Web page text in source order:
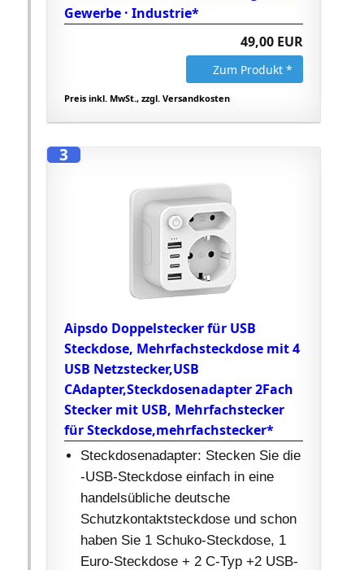
Gewerbe · Industrie*
49,00 EUR
Zum Produkt *
Preis inkl. MwSt., zzgl. Versandkosten
3
Aipsdo Doppelstecker für USB
Steckdose, Mehrfachsteckdose mit 4
USB Netzstecker,USB
CAdapter,Steckdosenadapter 2Fach
Stecker mit USB, Mehrfachstecker
für Steckdose,mehrfachstecker*
Steckdosenadapter: Stecken Sie die
-USB-Steckdose einfach in eine
handelsübliche deutsche
Schutzkontaktsteckdose und schon
haben Sie 1 Schuko-Steckdose, 1
Euro-Steckdose + 2 C-Typ +2 USB-